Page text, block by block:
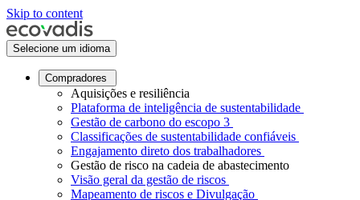
Skip to content
Selecione um idioma
Compradores
Aquisições e resiliência
Plataforma de inteligência de sustentabilidade
Gestão de carbono do escopo 3
Classificações de sustentabilidade confiáveis
Engajamento direto dos trabalhadores
Gestão de risco na cadeia de abastecimento
Visão geral da gestão de riscos
Mapeamento de riscos e Divulgação